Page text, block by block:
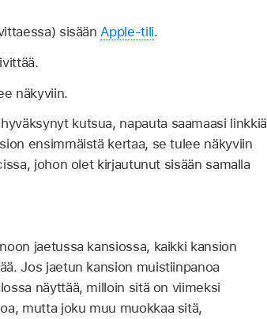
sisäänApple-tili.
näkyviin.
kutsua, napauta saamaasi linkkiä
ensimmäistä kertaa, se tulee näkyviin
johon olet kirjautunut sisään samalla
jaetussa kansiossa, kaikki kansion
Jos jaetun kansion muistiinpanoa
näyttää, milloin sitä on viimeksi
mutta joku muu muokkaa sitä,